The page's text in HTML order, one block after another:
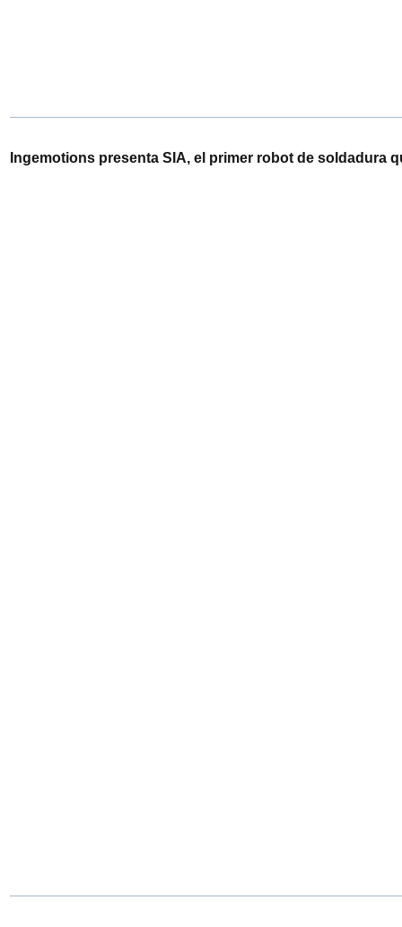
Ingemotions presenta SIA, el primer robot de soldadura